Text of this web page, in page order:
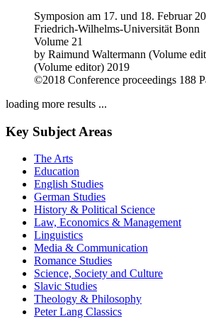
Symposion am 17. und 18. Februar
Friedrich-Wilhelms-Universität Bonn
Volume 21
by Raimund Waltermann (Volume
(Volume editor) 2019
©2018 Conference proceedings 188
loading more results ...
Key Subject Areas
The Arts
Education
English Studies
German Studies
History & Political Science
Law, Economics & Management
Linguistics
Media & Communication
Romance Studies
Science, Society and Culture
Slavic Studies
Theology & Philosophy
Peter Lang Classics